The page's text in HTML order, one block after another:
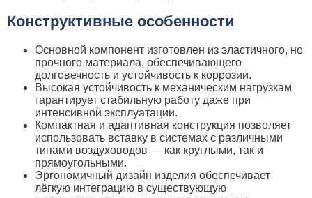
Конструктивные особенности
Основной компонент изготовлен из эластичного, но
прочного материала, обеспечивающего
долговечность и устойчивость к коррозии.
Высокая устойчивость к механическим нагрузкам
гарантирует стабильную работу даже при
интенсивной эксплуатации.
Компактная и адаптивная конструкция позволяет
использовать вставку в системах с различными
типами воздуховодов — как круглыми, так и
прямоугольными.
Эргономичный дизайн изделия обеспечивает
лёгкую интеграцию в существующую